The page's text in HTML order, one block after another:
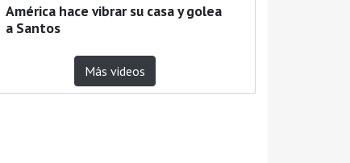
América hace vibrar su casa y golea
a Santos
Más videos